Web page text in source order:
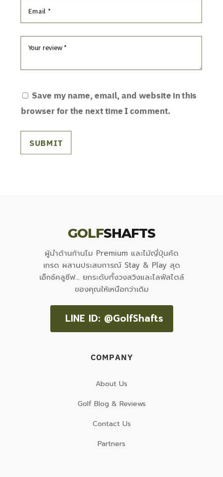
Save my name, email, and website in this
browser for the next time I comment.
SUBMIT
GOLFSHAFTS
ผู้นำด้านก้านโม Premium และไม้ญี่ปุ่นคัด
เกรด ผสานประสบการณ์ Stay & Play สุด
เอ็กซ์คลูซีฟ... ยกระดับทั้งวงสวิงและไลฟ์สไตล์
ของคุณให้เหนือกว่าเดิม
LINE ID: @GolfShafts
COMPANY
About Us
Golf Blog & Reviews
Contact Us
Partners